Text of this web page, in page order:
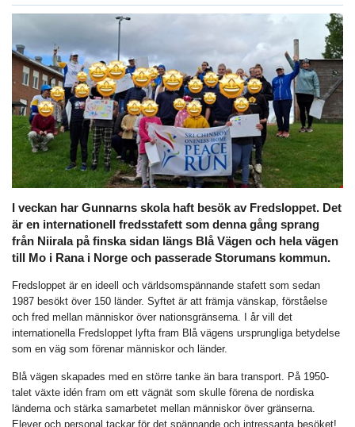
I veckan har Gunnarns skola haft besök av Fredsloppet. Det
är en internationell fredsstafett som denna gång sprang
från Niirala på finska sidan längs Blå Vägen och hela vägen
till Mo i Rana i Norge och passerade Storumans kommun.
Fredsloppet är en ideell och världsomspännande stafett som sedan
1987 besökt över 150 länder. Syftet är att främja vänskap, förståelse
och fred mellan människor över nationsgränserna. I år vill det
internationella Fredsloppet lyfta fram Blå vägens ursprungliga betydelse
som en väg som förenar människor och länder.
Blå vägen skapades med en större tanke än bara transport. På 1950-
talet växte idén fram om ett vägnät som skulle förena de nordiska
länderna och stärka samarbetet mellan människor över gränserna.
Elever och personal tackar för det spännande och intressanta besöket!